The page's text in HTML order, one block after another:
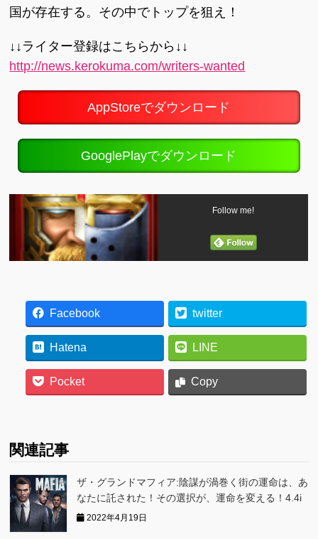
国が存在する。その中でトップを狙え！
↓↓ライター登録はこちらから↓↓
http://news.kerokuma.com/writers-wanted
AppStoreでダウンロード
GooglePlayでダウンロード
Follow me!
Facebook twitter
Hatena LINE
Pocket Copy
関連記事
ザ・グランドマフィア:陰謀が渦巻く街の運命は、あ
なたに託された！その選択が、運命を変える！4.4i
2022年4月19日